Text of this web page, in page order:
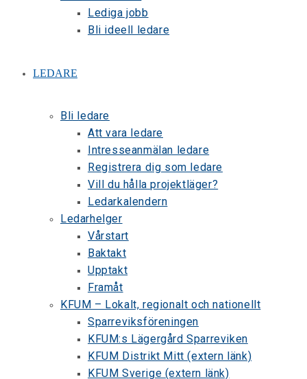
Lediga jobb
Bli ideell ledare
LEDARE
Bli ledare
Att vara ledare
Intresseanmälan ledare
Registrera dig som ledare
Vill du hålla projektläger?
Ledarkalendern
Ledarhelger
Vårstart
Baktakt
Upptakt
Framåt
KFUM – Lokalt, regionalt och nationellt
Sparreviksföreningen
KFUM:s Lägergård Sparreviken
KFUM Distrikt Mitt (extern länk)
KFUM Sverige (extern länk)